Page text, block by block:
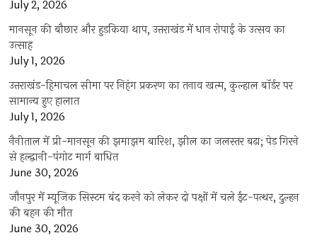
July 2, 2026
मानसून की बौछार और हुड़किया थाप, उत्तराखंड में धान रोपाई के उत्सव का
उत्साह
July 1, 2026
उत्तराखंड-हिमाचल सीमा पर निहंग प्रकरण का तनाव खत्म, कुल्हाल बॉर्डर पर
सामान्य हुए हालात
July 1, 2026
नैनीताल में प्री-मानसून की झमाझम बारिश, झील का जलस्तर बढ़ा; पेड़ गिरने
से हल्द्वानी-पंगोट मार्ग बाधित
June 30, 2026
जौनपुर में म्यूजिक सिस्टम बंद करने को लेकर दो पक्षों में चले ईंट-पत्थर, दुल्हन
की बहन की मौत
June 30, 2026